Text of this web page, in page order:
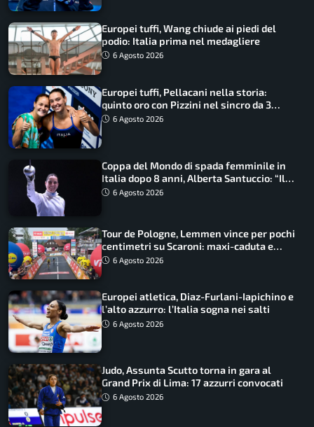
Europei tuffi, Wang chiude ai piedi del
podio: Italia prima nel medagliere
6 Agosto 2026
Europei tuffi, Pellacani nella storia:
quinto oro con Pizzini nel sincro da 3
metri
6 Agosto 2026
Coppa del Mondo di spada femminile in
Italia dopo 8 anni, Alberta Santuccio: “Il
lavoro dà sempre i suoi frutti”
6 Agosto 2026
Tour de Pologne, Lemmen vince per pochi
centimetri su Scaroni: maxi-caduta e
tappa accorciata
6 Agosto 2026
Europei atletica, Diaz-Furlani-Iapichino e
l’alto azzurro: l’Italia sogna nei salti
6 Agosto 2026
Judo, Assunta Scutto torna in gara al
Grand Prix di Lima: 17 azzurri convocati
6 Agosto 2026